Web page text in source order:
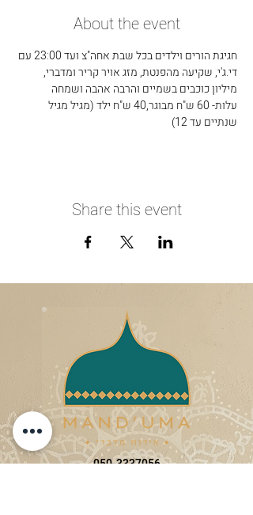
About the event
חגיגת הורים וילדים בכל שבת אחה"צ ועד 23:00 עם
די.ג'י, שקיעה מהפנטת, מזג אויר קריר ומדברי,
מיליון כוכבים בשמיים והרבה אהבה ושמחה
עלות- 60 ש"ח מבוגר,40 ש"ח ילד (מגיל מגיל
שנתיים עד 12)
Share this event
050-3337056